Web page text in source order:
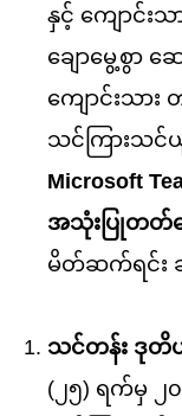
နှင့် ကျောင်း
ချောမွေ့စွာ
ကျောင်းသား
သင်ကြားသ
Microsoft
အသုံးပြုတတ်
မိတ်ဆက်ရင်း
သင်တန်း ဒုတိယ
(၂၅) ရက်မှ ၂